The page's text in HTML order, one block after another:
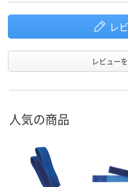
レ
レビュー
人気の商品